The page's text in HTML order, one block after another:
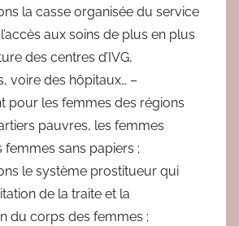
la casse organisée du service
aux soins de plus en plus
des centres d’IVG,
voire des hôpitaux… –
pour les femmes des régions
pauvres, les femmes
femmes sans papiers ;
le système prostitueur qui
de la traite et la
du corps des femmes ;